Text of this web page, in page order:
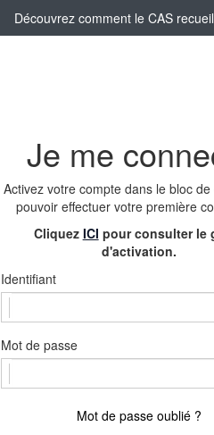
Découvrez comment le CAS
Je me
Activez votre compte dans le bloc
pouvoir effectuer votre première
Cliquez ICI pour consulter le
d'activation.
Identifiant
Mot de passe
Mot de passe oublié ?